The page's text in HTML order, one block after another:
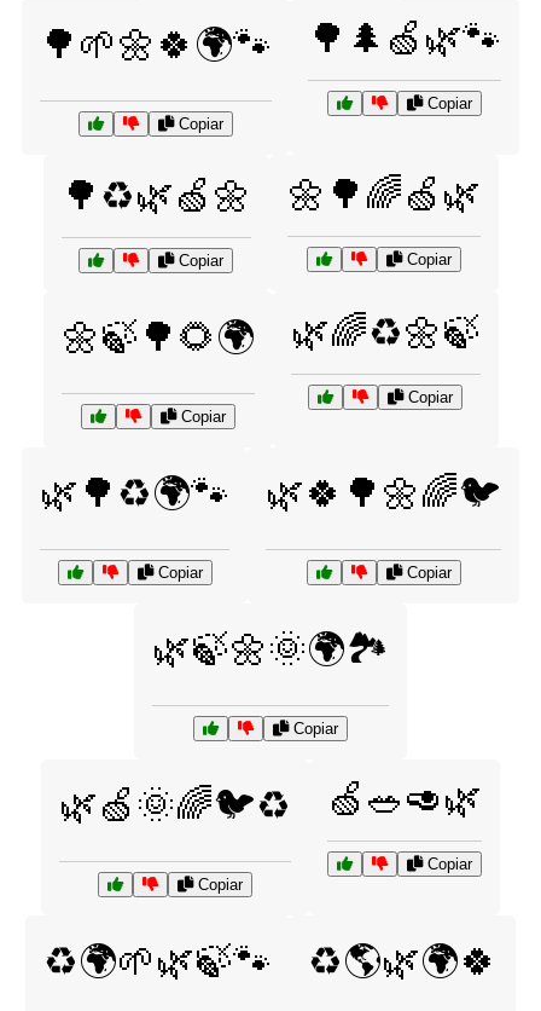
🌳🌱🌼🍀🌍🐾
Copiar
🌳🌲🍏🌿🐾
Copiar
🌳♻️🌿🍏🌼
Copiar
🌼🌳🌈🍏🌿
Copiar
🌼🍃🌳🌻🌍
Copiar
🌿🌈♻️🌼🍃
Copiar
🌿🌳♻️🌍🐾
Copiar
🌿🍀🌳🌼🌈🐦
Copiar
🌿🍃🌼🌞🌍🏞️
Copiar
🌿🍏🌞🌈🐦♻️
Copiar
🍏🥗🥑🌿
Copiar
♻️🌍🌱🌿🍃🐾 ♻️🌎🌿🌍🍀